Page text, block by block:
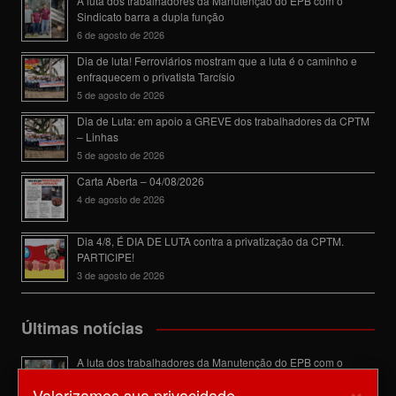
Sindicato barra a dupla função
6 de agosto de 2026
Dia de luta! Ferroviários mostram que a luta é o caminho e
enfraquecem o privatista Tarcísio
5 de agosto de 2026
Dia de Luta: em apoio a GREVE dos trabalhadores da CPTM
– Linhas
5 de agosto de 2026
Carta Aberta – 04/08/2026
4 de agosto de 2026
Dia 4/8, É DIA DE LUTA contra a privatização da CPTM.
PARTICIPE!
3 de agosto de 2026
Últimas notícias
A luta dos trabalhadores da Manutenção do EPB com o